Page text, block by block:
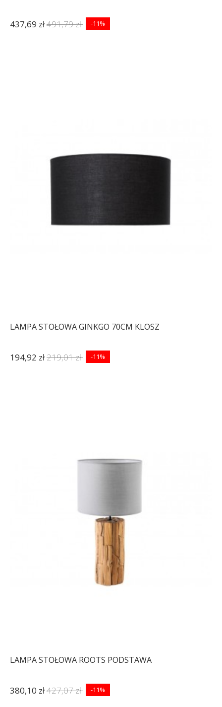
437,69 zł491,79 zł -11%
LAMPA STOŁOWA GINKGO 70CM KLOSZ
194,92 zł219,01 zł -11%
LAMPA STOŁOWA ROOTS PODSTAWA
380,10 zł427,07 zł -11%